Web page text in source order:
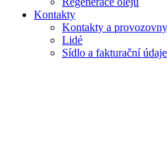
Kontakty
Kontakty a provozovny
Lidé
Sídlo a fakturační údaje